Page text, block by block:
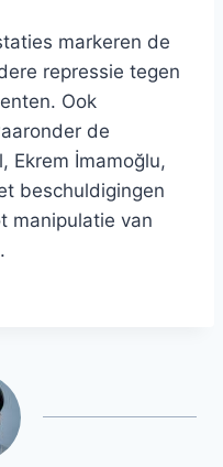
markeren de
repressie tegen
Ook
de
Ekrem İmamoğlu,
beschuldigingen
manipulatie van